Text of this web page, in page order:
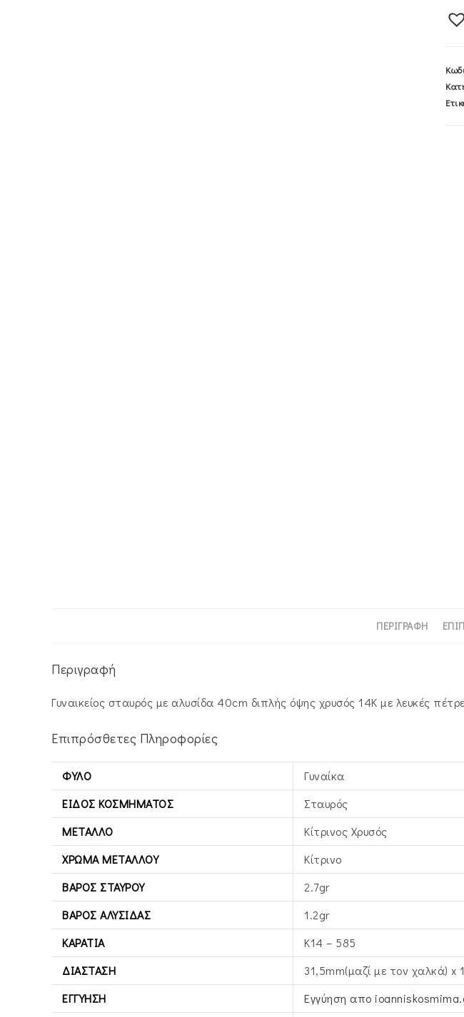
Με
ΠΕΡΙΓΡΑΦΉ
Περιγραφή
Γυναικείος σταυρός με αλυσίδα 40cm διπλής όψης χρυσός 14K με λευκές
Επιπρόσθετες Πληροφορίες
ΦΎΛΟ
Γυναίκα
ΕΊΔΟΣ ΚΟΣΜΉΜΑΤΟΣ
Σταυρός
ΜΈΤΑΛΛΟ
Κίτρινος Xρυσός
ΧΡΏΜΑ ΜΕΤΆΛΛΟΥ
Κίτρινο
ΒΆΡΟΣ ΣΤΑΥΡΟΎ
2.7gr
ΒΆΡΟΣ ΑΛΥΣΊΔΑΣ
1.2gr
ΚΑΡΆΤΙΑ
Κ14 – 585
ΔΙΆΣΤΑΣΗ
31,5mm(μαζί με τον χαλκά) x
ΕΓΓΎΗΣΗ
Εγγύηση απο